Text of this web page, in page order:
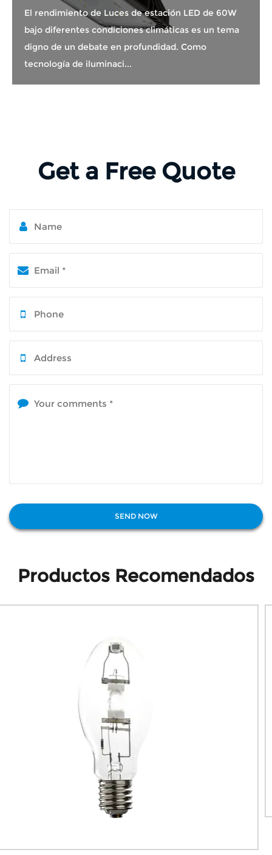
El rendimiento de Luces de estación LED de 60W
bajo diferentes condiciones climáticas es un tema
digno de un debate en profundidad. Como
tecnología de iluminaci...
Get a Free Quote
Productos Recomendados